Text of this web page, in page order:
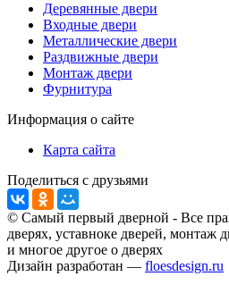
Деревянные двери
Входные двери
Металлические двери
Раздвижные двери
Монтаж двери
Фурнитура
Информация о сайте
Карта сайта
Поделиться с друзьями
© Самый первый дверной - Все
дверях, уставноке дверей, монтаж
и многое другое о дверях
Дизайн разработан — floesdesign.ru